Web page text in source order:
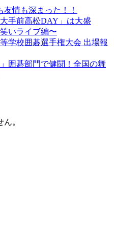
情も深まった！！
手前高松DAY」は大盛
いライブ編〜
学校囲碁選手権大会 出場報
囲碁部門で健闘！全国の舞
。